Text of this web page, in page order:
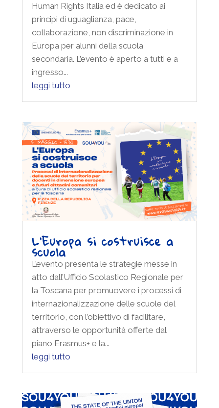
Human Rights Italia ed è dedicato ai
principi di uguaglianza, pace,
collaborazione, non discriminazione in
Europa per alunni della scuola
secondaria. L’evento è aperto a tutti e a
ingresso...
leggi tutto
L’Europa si costruisce a
scuola
L’evento presenta le strategie messe in
atto dall’Ufficio Scolastico Regionale per
la Toscana per promuovere i processi di
internazionalizzazione delle scuole del
territorio, con l’obiettivo di facilitare,
attraverso le opportunità offerte dal
piano Erasmus+ e la...
leggi tutto